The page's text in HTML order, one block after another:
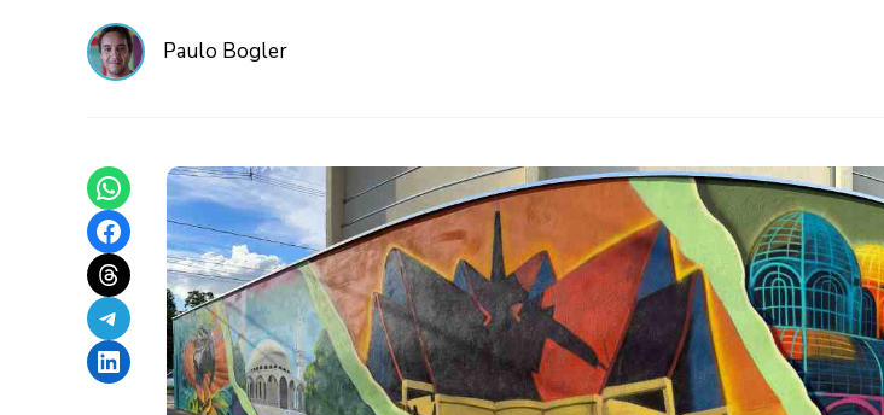
Paulo Bogler
Share on WhatsApp
Share on Facebook
Share on Threads
Share on Telegram
Share on LinkedIn